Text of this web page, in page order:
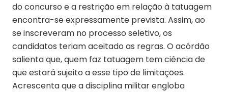
do concurso e a restrição em relação à tatuagem
encontra-se expressamente prevista. Assim, ao
se inscreveram no processo seletivo, os
candidatos teriam aceitado as regras. O acórdão
salienta que, quem faz tatuagem tem ciência de
que estará sujeito a esse tipo de limitações.
Acrescenta que a disciplina militar engloba